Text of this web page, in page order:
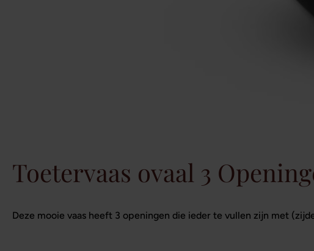
Toetervaas ovaal 3
Deze mooie vaas heeft 3 openingen die ieder te vullen zijn met